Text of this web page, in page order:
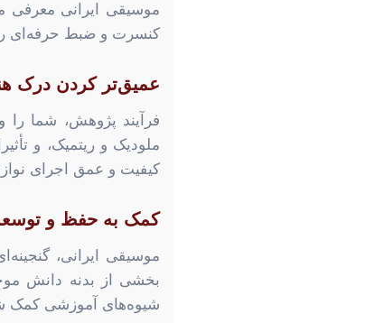
موسیقی ایرانی معرفی
کنسرت و ضبط حرفه‌ای
عمیق‌تر کردن درک
فرآیند پژوهش، شما را
ملودیک و ریتمیک، و
کیفیت و عمق اجرای
کمک به حفظ و
موسیقی ایرانی،
بخشی از بدنه دانش
شیوه‌های آموزشی کمک